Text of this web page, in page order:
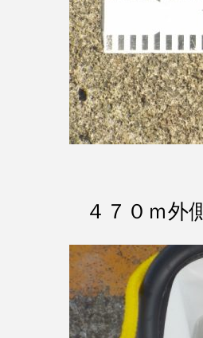
４７０ｍ